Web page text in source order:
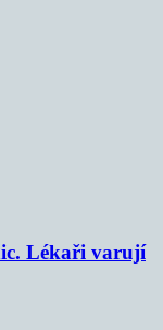
Lékaři varují